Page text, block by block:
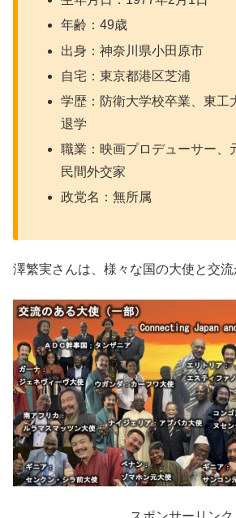
年齢：49歳
出身：神奈川県小田原市
自宅：東京都港区芝浦
学歴：防衛大学校卒業、東工
退学
職業：映画プロデューサー、
民間外交家
政党名：無所属
澤繁実さんは、様々な国の大使と交流